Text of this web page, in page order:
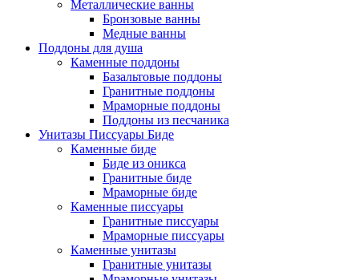
Металлические ванны
Бронзовые ванны
Медные ванны
Поддоны для душа
Каменные поддоны
Базальтовые поддоны
Гранитные поддоны
Мраморные поддоны
Поддоны из песчаника
Унитазы Писсуары Биде
Каменные биде
Биде из оникса
Гранитные биде
Мраморные биде
Каменные писсуары
Гранитные писсуары
Мраморные писсуары
Каменные унитазы
Гранитные унитазы